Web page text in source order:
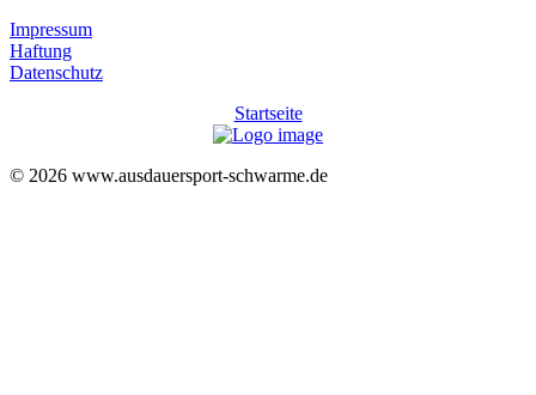
Impressum
Haftung
Datenschutz
Startseite
© 2026 www.ausdauersport-schwarme.de